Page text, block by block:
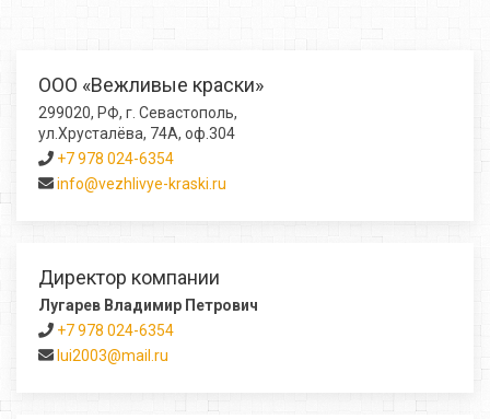
ООО «Вежливые краски»
299020, РФ, г. Севастополь,
ул.Хрусталёва, 74А, оф.304
+7 978 024-6354
info@vezhlivye-kraski.ru
Директор компании
Лугарев Владимир Петрович
+7 978 024-6354
lui2003@mail.ru